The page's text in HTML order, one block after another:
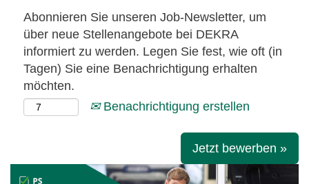
Abonnieren Sie unseren Job-Newsletter, um
über neue Stellenangebote bei DEKRA
informiert zu werden. Legen Sie fest, wie oft (in
Tagen) Sie eine Benachrichtigung erhalten
möchten.
Benachrichtigung erstellen
Jetzt bewerben »